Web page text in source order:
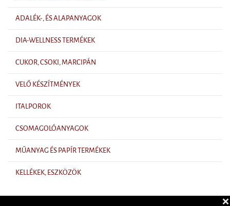
❌
ADALÉK-, ÉS ALAPANYAGOK
DIA-WELLNESS TERMÉKEK
CUKOR, CSOKI, MARCIPÁN
VELŐ KÉSZÍTMÉNYEK
ITALPOROK
CSOMAGOLÓANYAGOK
MŰANYAG ÉS PAPÍR TERMÉKEK
KELLÉKEK, ESZKÖZÖK